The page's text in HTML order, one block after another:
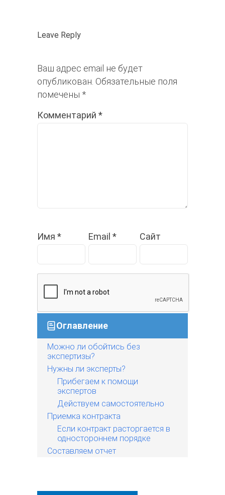
Leave Reply
Ваш адрес email не будет
опубликован. Обязательные поля
помечены *
Комментарий *
Имя * Email * Сайт
Оглавление
Можно ли обойтись без
экспертизы?
Нужны ли эксперты?
Прибегаем к помощи
экспертов
Действуем самостоятельно
Приемка контракта
Если контракт расторгается в
одностороннем порядке
Составляем отчет